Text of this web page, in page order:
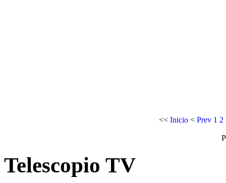
<< Inicio < Prev 1 2
Telescopio TV